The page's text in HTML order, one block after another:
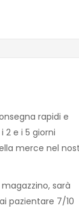
rapidi e
e i 5 giorni
merce nel
sarà
pazientare 7/10